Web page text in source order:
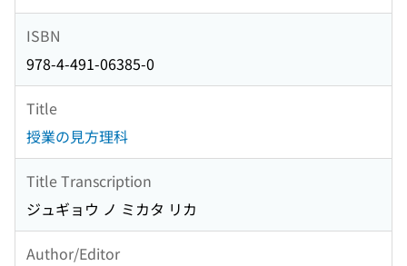
ISBN
978-4-491-06385-0
Title
授業の見方理科
Title Transcription
ジュギョウ ノ ミカタ リカ
Author/Editor